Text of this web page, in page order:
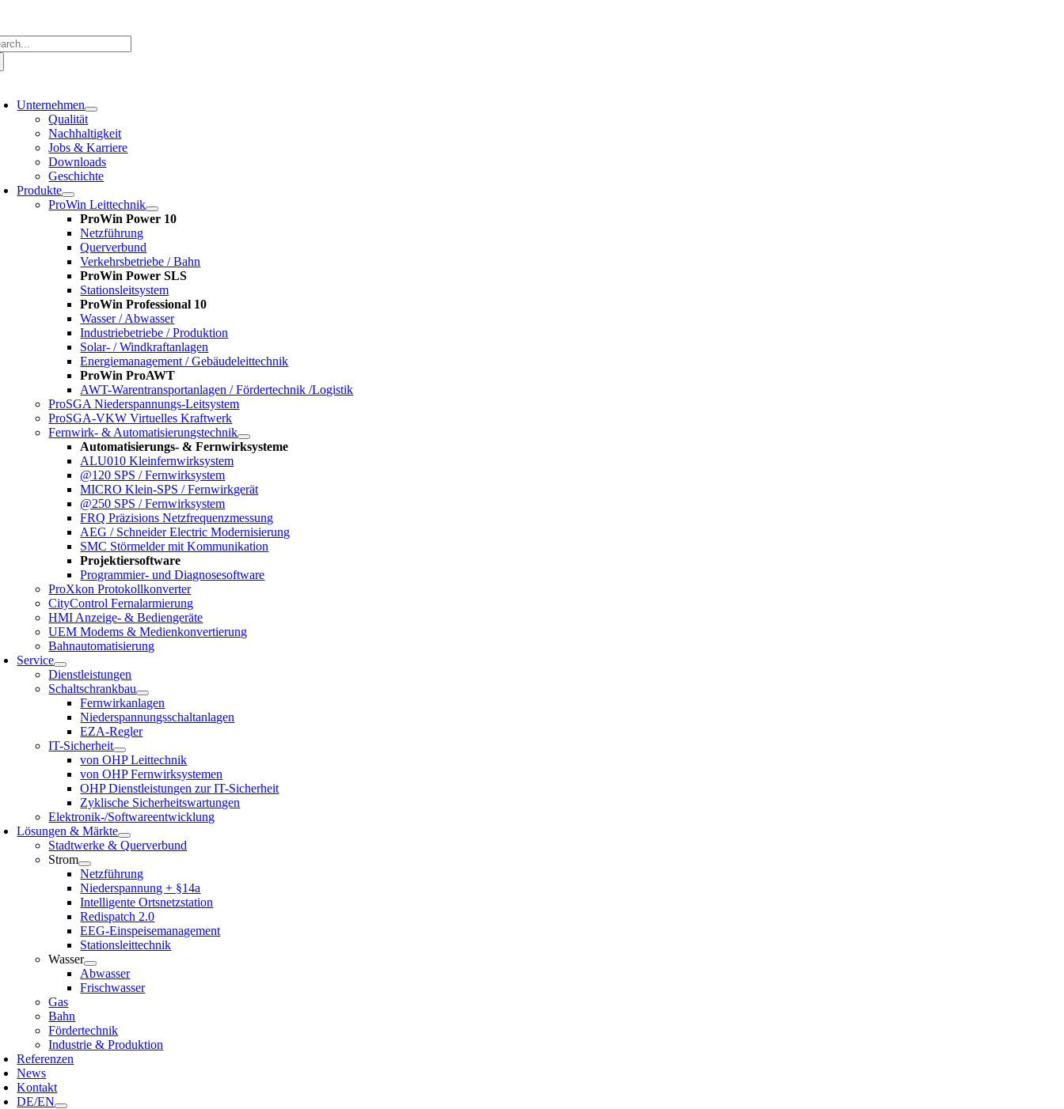
springen
Unternehmen
Qualität
Nachhaltigkeit
Jobs & Karriere
Downloads
Geschichte
Produkte
ProWin Leittechnik
ProWin Power 10
Netzführung
Querverbund
Verkehrsbetriebe / Bahn
ProWin Power SLS
Stationsleitsystem
ProWin Professional 10
Wasser / Abwasser
Industriebetriebe / Produktion
Solar- / Windkraftanlagen
Energiemanagement / Gebäudeleittechnik
ProWin ProAWT
AWT-Warentransportanlagen / Fördertechnik /Logistik
ProSGA Niederspannungs-Leitsystem
ProSGA-VKW Virtuelles Kraftwerk
Fernwirk- & Automatisierungstechnik
Automatisierungs- & Fernwirksysteme
ALU010 Kleinfernwirksystem
@120 SPS / Fernwirksystem
MICRO Klein-SPS / Fernwirkgerät
@250 SPS / Fernwirksystem
FRQ Präzisions Netzfrequenzmessung
AEG / Schneider Electric Modernisierung
SMC Störmelder mit Kommunikation
Projektiersoftware
Programmier- und Diagnosesoftware
ProXkon Protokollkonverter
CityControl Fernalarmierung
HMI Anzeige- & Bediengeräte
UEM Modems & Medienkonvertierung
Bahnautomatisierung
Service
Dienstleistungen
Schaltschrankbau
Fernwirkanlagen
Niederspannungsschaltanlagen
EZA-Regler
IT-Sicherheit
von OHP Leittechnik
von OHP Fernwirksystemen
OHP Dienstleistungen zur IT-Sicherheit
Zyklische Sicherheitswartungen
Elektronik-/Softwareentwicklung
Lösungen & Märkte
Stadtwerke & Querverbund
Strom
Netzführung
Niederspannung + §14a
Intelligente Ortsnetzstation
Redispatch 2.0
EEG-Einspeisemanagement
Stationsleittechnik
Wasser
Abwasser
Frischwasser
Gas
Bahn
Fördertechnik
Industrie & Produktion
Referenzen
News
Kontakt
DE/EN